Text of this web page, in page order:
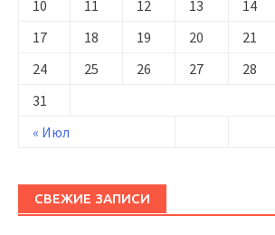
« Июл
10
11 12 13 14
17
18 19 20 21
24
25 26 27 28
31
СВЕЖИЕ ЗАПИСИ